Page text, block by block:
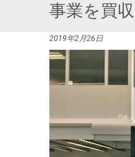
事業を買収
2019年2月26日